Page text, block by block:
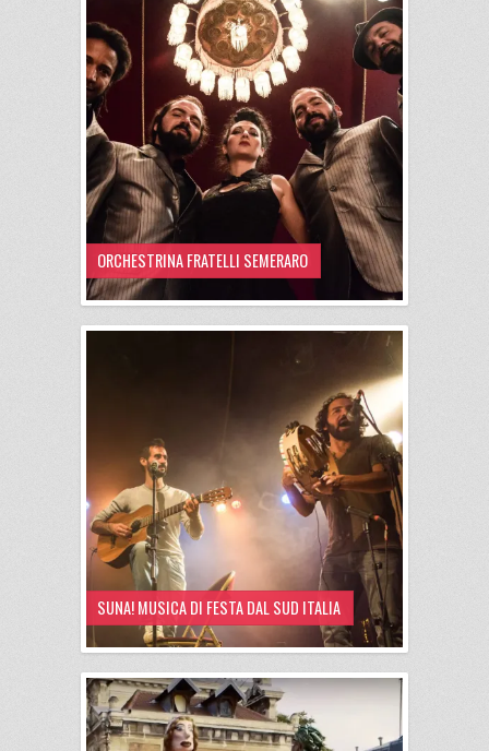
ORCHESTRINA FRATELLI SEMERARO
SUNA! MUSICA DI FESTA DAL SUD ITALIA